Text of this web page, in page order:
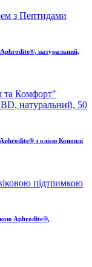
натуральний,
з олією Коноплі
Aphrodite®,